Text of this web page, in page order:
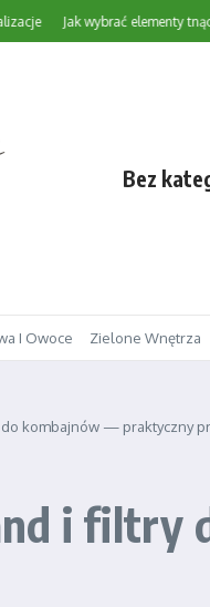
Jak wybrać elementy tnące do
Bez
I Owoce Zielone Wnętrza
do kombajnów — praktyczny
i